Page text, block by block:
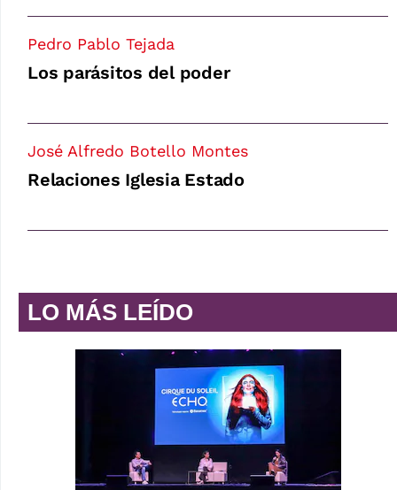
Pedro Pablo Tejada
Los parásitos del poder
José Alfredo Botello Montes
Relaciones Iglesia Estado
LO MÁS LEÍDO